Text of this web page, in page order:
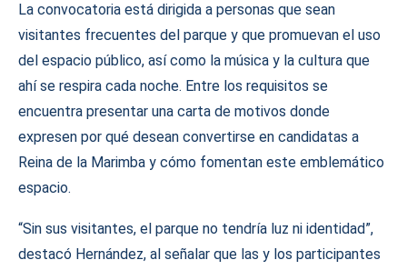
La convocatoria está dirigida a personas que sean
visitantes frecuentes del parque y que promuevan el uso
del espacio público, así como la música y la cultura que
ahí se respira cada noche. Entre los requisitos se
encuentra presentar una carta de motivos donde
expresen por qué desean convertirse en candidatas a
Reina de la Marimba y cómo fomentan este emblemático
espacio.
“Sin sus visitantes, el parque no tendría luz ni identidad”,
destacó Hernández, al señalar que las y los participantes